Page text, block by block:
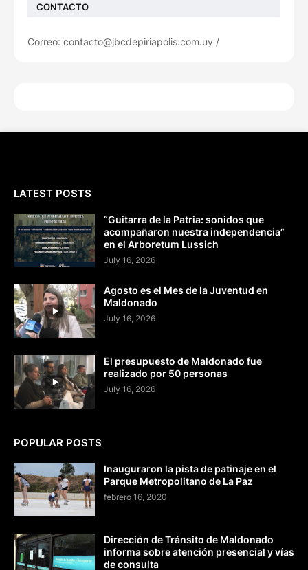
CONTACTO
Correo: contacto@jbcdepiriapolis.com.uy /
LATEST POSTS
“Guitarra de la Patria: sonidos que
acompañaron nuestra independencia”
en el Arboretum Lussich
July 16, 2026
Agosto es el Mes de la Juventud en
Maldonado
July 16, 2026
El presupuesto de Maldonado fue
realizado por 50 personas
July 16, 2026
POPULAR POSTS
Inauguraron la pista de patinaje en el
Parque Metropolitano de La Paz
febrero 16, 2020
Dirección de Tránsito de Maldonado
informa sobre atención presencial y vías
de consulta